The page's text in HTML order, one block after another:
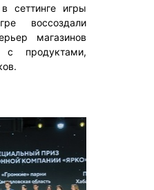
сеттинге игры
воссоздали
магазинов
с продуктами,